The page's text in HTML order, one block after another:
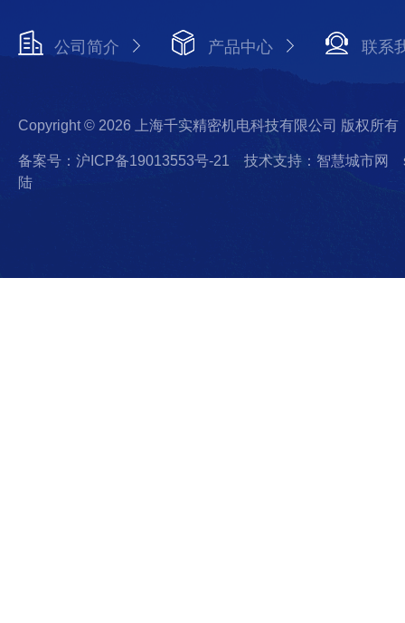
公司简介 产品中心 联系
Copyright © 2026 上海千实精密机电科技有限公司 版权所有
备案号：沪ICP备19013553号-21 技术支持：智慧城市网
陆